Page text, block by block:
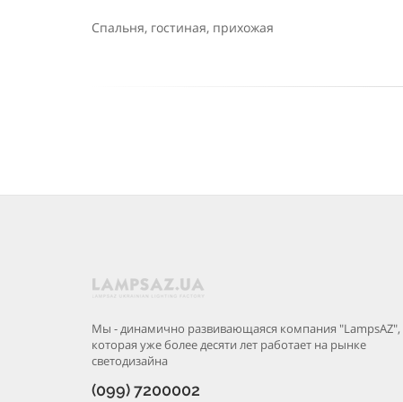
Спальня, гостиная, прихожая
Мы - динамично развивающаяся компания "LampsAZ",
которая уже более десяти лет работает на рынке
светодизайна
(099) 7200002